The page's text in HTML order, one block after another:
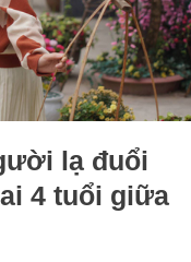
lạ đuổi
4 tuổi giữa